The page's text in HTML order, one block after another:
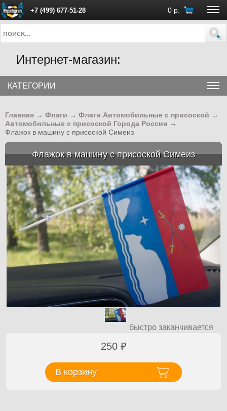
+7 (499) 677-51-28 0 р.
ПН - ПТ с 10:00 до 18:00 (Москва)
Интернет-магазин:
КАТЕГОРИИ
Главная → Флаги → Флаги Автомобильные с присоской →
Автомобильные с присоской Города России →
Флажок в машину с присоской Симеиз
Флажок в машину с присоской Симеиз
быстро заканчивается
250 ₽
В корзину